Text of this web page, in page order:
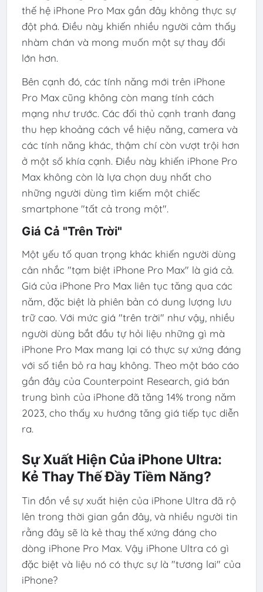
thế hệ iPhone Pro Max gần đây không thực sự
đột phá. Điều này khiến nhiều người cảm thấy
nhàm chán và mong muốn một sự thay đổi
lớn hơn.
Bên cạnh đó, các tính năng mới trên iPhone
Pro Max cũng không còn mang tính cách
mạng như trước. Các đối thủ cạnh tranh đang
thu hẹp khoảng cách về hiệu năng, camera và
các tính năng khác, thậm chí còn vượt trội hơn
ở một số khía cạnh. Điều này khiến iPhone Pro
Max không còn là lựa chọn duy nhất cho
những người dùng tìm kiếm một chiếc
smartphone "tất cả trong một".
Giá Cả "Trên Trời"
Một yếu tố quan trọng khác khiến người dùng
cân nhắc "tạm biệt iPhone Pro Max" là giá cả.
Giá của iPhone Pro Max liên tục tăng qua các
năm, đặc biệt là phiên bản có dung lượng lưu
trữ cao. Với mức giá "trên trời" như vậy, nhiều
người dùng bắt đầu tự hỏi liệu những gì mà
iPhone Pro Max mang lại có thực sự xứng đáng
với số tiền bỏ ra hay không. Theo một báo cáo
gần đây của Counterpoint Research, giá bán
trung bình của iPhone đã tăng 14% trong năm
2023, cho thấy xu hướng tăng giá tiếp tục diễn
ra.
Sự Xuất Hiện Của iPhone Ultra:
Kẻ Thay Thế Đầy Tiềm Năng?
Tin đồn về sự xuất hiện của iPhone Ultra đã rộ
lên trong thời gian gần đây, và nhiều người tin
rằng đây sẽ là kẻ thay thế xứng đáng cho
dòng iPhone Pro Max. Vậy iPhone Ultra có gì
đặc biệt và liệu nó có thực sự là "tương lai" của
iPhone?